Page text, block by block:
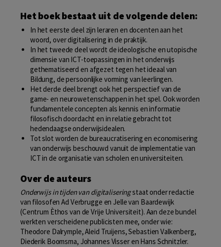
Het boek bestaat uit de volgende delen:
In het eerste deel zijn leraren en docenten aan het
woord, over digitalisering in de praktijk.
In het tweede deel wordt de ideologische en utopische
dimensie van ICT-toepassingen in het onderwijs
gethematiseerd en afgezet tegen het ideaal van
Bildung, de persoonlijke vorming van leerlingen.
Het derde deel brengt ook het perspectief van de
game- en neurowetenschappen in het spel. Ook worden
fundamentele concepten als kennis en informatie
filosofisch doordacht en in relatie gebracht tot
hedendaagse onderwijsidealen.
Tot slot worden de bureaucratisering en economisering
van onderwijs beschouwd vanuit de implementatie van
ICT in de organisatie van scholen en universiteiten.
Over de auteurs
Onderwijs in tijden van digitaliseringstaat onder redactie
van filosofen Ad Verbrugge en Jelle van Baardewijk
(Centrum Èthos van de Vrije Universiteit). Aan deze bundel
werkten verscheidene publicisten mee, onder wie:
Theodore Dalrymple, Aleid Truijens, Sebastien Valkenberg,
Diederik Boomsma, Johannes Visser en Hans Schnitzler.